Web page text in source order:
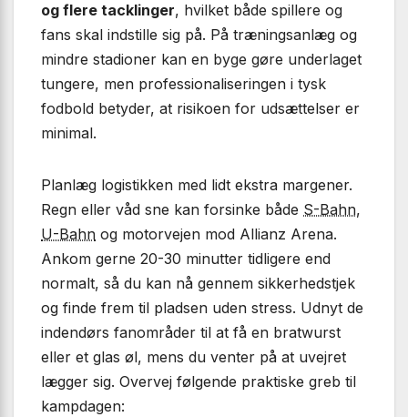
og flere tacklinger, hvilket både spillere og
fans skal indstille sig på. På træningsanlæg og
mindre stadioner kan en byge gøre underlaget
tungere, men professionaliseringen i tysk
fodbold betyder, at risikoen for udsættelser er
minimal.
Planlæg logistikken med lidt ekstra margener.
Regn eller våd sne kan forsinke både S-Bahn,
U-Bahn og motorvejen mod Allianz Arena.
Ankom gerne 20-30 minutter tidligere end
normalt, så du kan nå gennem sikkerhedstjek
og finde frem til pladsen uden stress. Udnyt de
indendørs fanområder til at få en bratwurst
eller et glas øl, mens du venter på at uvejret
lægger sig. Overvej følgende praktiske greb til
kampdagen: